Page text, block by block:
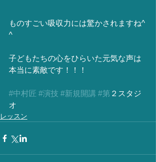
ものすごい吸収力には驚かされますね^
^
子どもたちの心をひらいた元気な声は
本当に素敵です！！！
#中村匠 #演技 #新規開講 #第 ２スタジ
オ
レッスン